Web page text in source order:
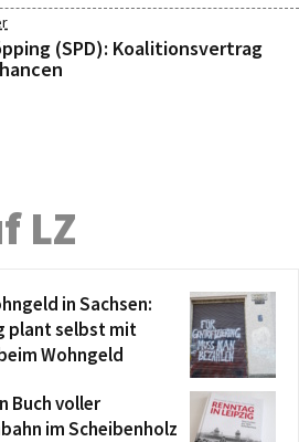
(SPD): Koalitionsvertrag
LZ
in Sachsen:
plant selbst mit
Wohngeld
Buch voller
im Scheibenholz